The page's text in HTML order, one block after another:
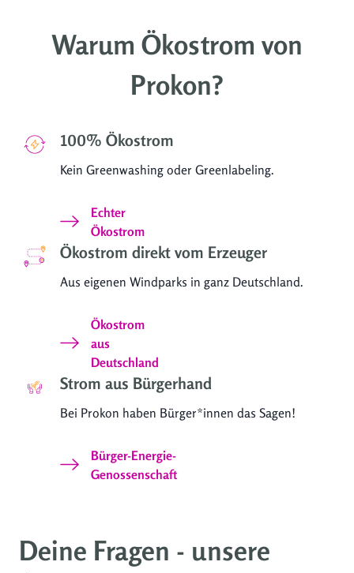
Link zum Weiterempfehlen erstellen.
Warum Ökostrom von
Prokon?
100% Ökostrom
Kein Greenwashing oder Greenlabeling.
Echter
Ökostrom
Ökostrom direkt vom Erzeuger
Aus eigenen Windparks in ganz Deutschland.
Ökostrom
aus
Deutschland
Strom aus Bürgerhand
Bei Prokon haben Bürger*innen das Sagen!
Bürger-Energie-
Genossenschaft
Deine Fragen - unsere